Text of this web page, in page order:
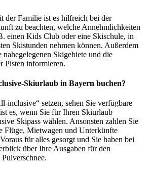
der Familie ist es hilfreich bei der
zu beachten, welche Annehmlichkeiten
einen Kids Club oder eine Skischule, in
Skistunden nehmen können. Außerdem
Skigebiete und die
Pisten informieren.
Skiurlaub in Bayern buchen?
inclusive“ setzen, sehen Sie verfügbare
es, wenn Sie für Ihren Skiurlaub
Skipass wählen. Ansonsten zahlen Sie
Flüge, Mietwagen und Unterkünfte
für alles gesorgt und Sie haben bei
über Ihre Ausgaben für den